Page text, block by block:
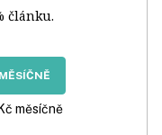
článku.
měsíčně